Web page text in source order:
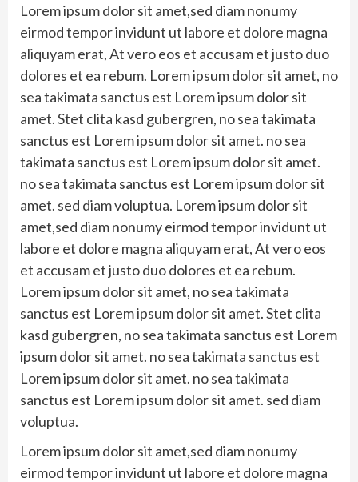
Lorem ipsum dolor sit amet,sed diam nonumy
eirmod tempor invidunt ut labore et dolore magna
aliquyam erat, At vero eos et accusam et justo duo
dolores et ea rebum. Lorem ipsum dolor sit amet, no
sea takimata sanctus est Lorem ipsum dolor sit
amet. Stet clita kasd gubergren, no sea takimata
sanctus est Lorem ipsum dolor sit amet. no sea
takimata sanctus est Lorem ipsum dolor sit amet.
no sea takimata sanctus est Lorem ipsum dolor sit
amet. sed diam voluptua. Lorem ipsum dolor sit
amet,sed diam nonumy eirmod tempor invidunt ut
labore et dolore magna aliquyam erat, At vero eos
et accusam et justo duo dolores et ea rebum.
Lorem ipsum dolor sit amet, no sea takimata
sanctus est Lorem ipsum dolor sit amet. Stet clita
kasd gubergren, no sea takimata sanctus est Lorem
ipsum dolor sit amet. no sea takimata sanctus est
Lorem ipsum dolor sit amet. no sea takimata
sanctus est Lorem ipsum dolor sit amet. sed diam
voluptua.
Lorem ipsum dolor sit amet,sed diam nonumy
eirmod tempor invidunt ut labore et dolore magna